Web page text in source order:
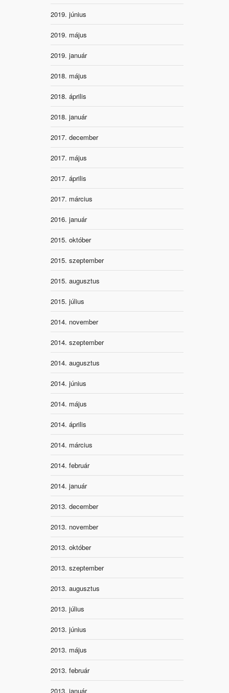
2019. június
2019. május
2019. január
2018. május
2018. április
2018. január
2017. december
2017. május
2017. április
2017. március
2016. január
2015. október
2015. szeptember
2015. augusztus
2015. július
2014. november
2014. szeptember
2014. augusztus
2014. június
2014. május
2014. április
2014. március
2014. február
2014. január
2013. december
2013. november
2013. október
2013. szeptember
2013. augusztus
2013. július
2013. június
2013. május
2013. február
2013. január